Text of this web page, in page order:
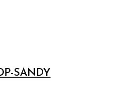
SANDY